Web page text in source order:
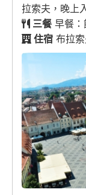
拉索夫，晚上
三餐早餐：
住宿 布拉